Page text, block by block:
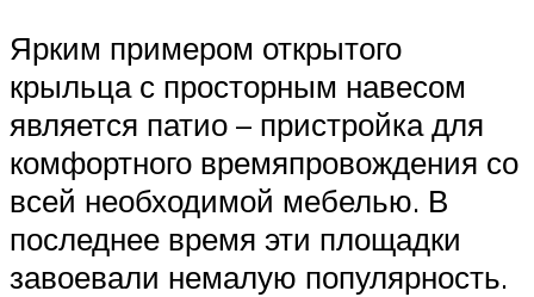
Ярким примером открытого
крыльца с просторным навесом
является патио – пристройка для
комфортного времяпровождения со
всей необходимой мебелью. В
последнее время эти площадки
завоевали немалую популярность.